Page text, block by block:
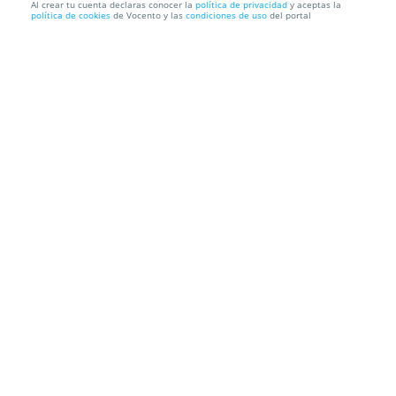
Entradas Alejandro y el eunuco persa
Al crear tu cuenta declaras conocer la política de privacidad y aceptas la
política de cookies de Vocento y las condiciones de uso del portal